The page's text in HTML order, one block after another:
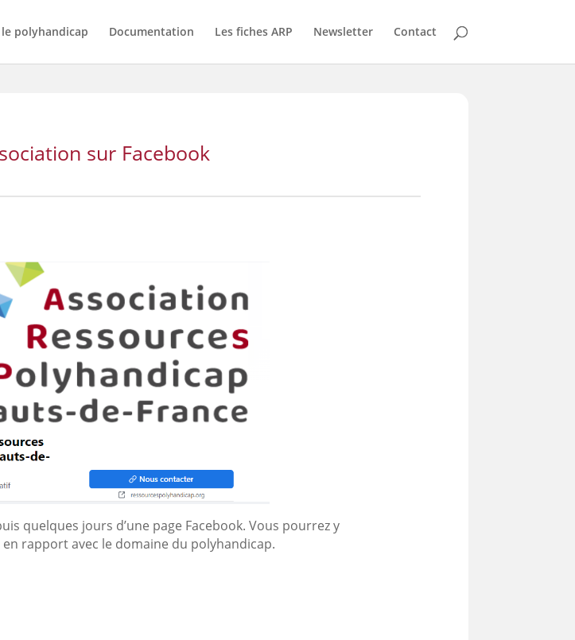
polyhandicap Documentation Les fiches ARP Newsletter Contact
sur Facebook
quelques jours d’une page Facebook. Vous pourrez y
rapport avec le domaine du polyhandicap.